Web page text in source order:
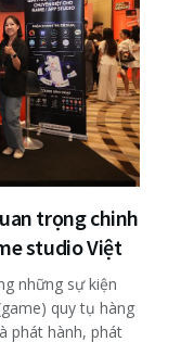
trọng chinh
studio Việt
những sự kiện
quy tụ hàng
phát hành, phát